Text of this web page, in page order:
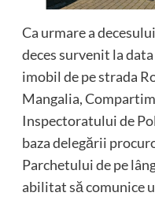
Ca urmare a
deces survenit la
imobil de pe strada
Mangalia,
Inspectoratului de
baza delegării
Parchetului de pe
abilitat să comunice